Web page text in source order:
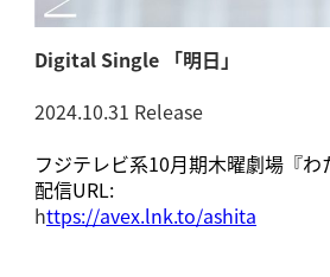
Digital Single 「明日」
2024.10.31 Release
フジテレビ系10月期木曜劇場『
配信URL:
https://avex.lnk.to/ashita